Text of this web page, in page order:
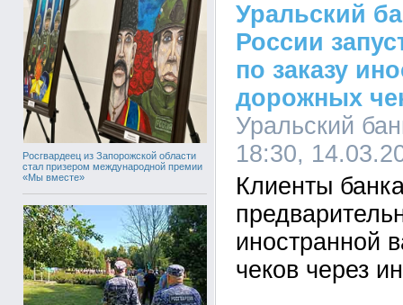
Росгвардеец из Запорожской области
стал призером международной премии
«Мы вместе»
Уральский
России
по заказу
дорожных
Уральский
18:30,
Клиенты
иностранной
чеков через